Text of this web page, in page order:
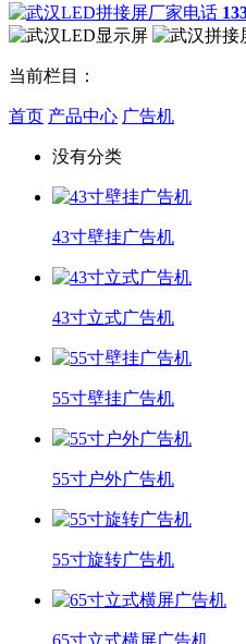
当前栏目：
首页 产品中心 广告机
没有分类
43寸壁挂广告机
43寸立式广告机
55寸壁挂广告机
55寸户外广告机
55寸旋转广告机
65寸立式横屏广告机